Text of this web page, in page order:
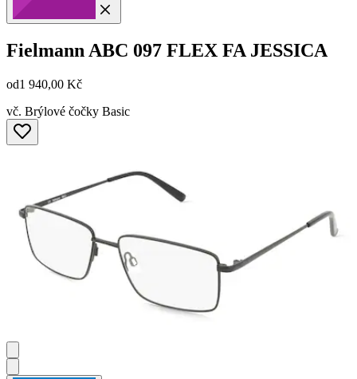
Fielmann ABC 097 FLEX FA JESSICA
od1 940,00 Kč
vč. Brýlové čočky Basic